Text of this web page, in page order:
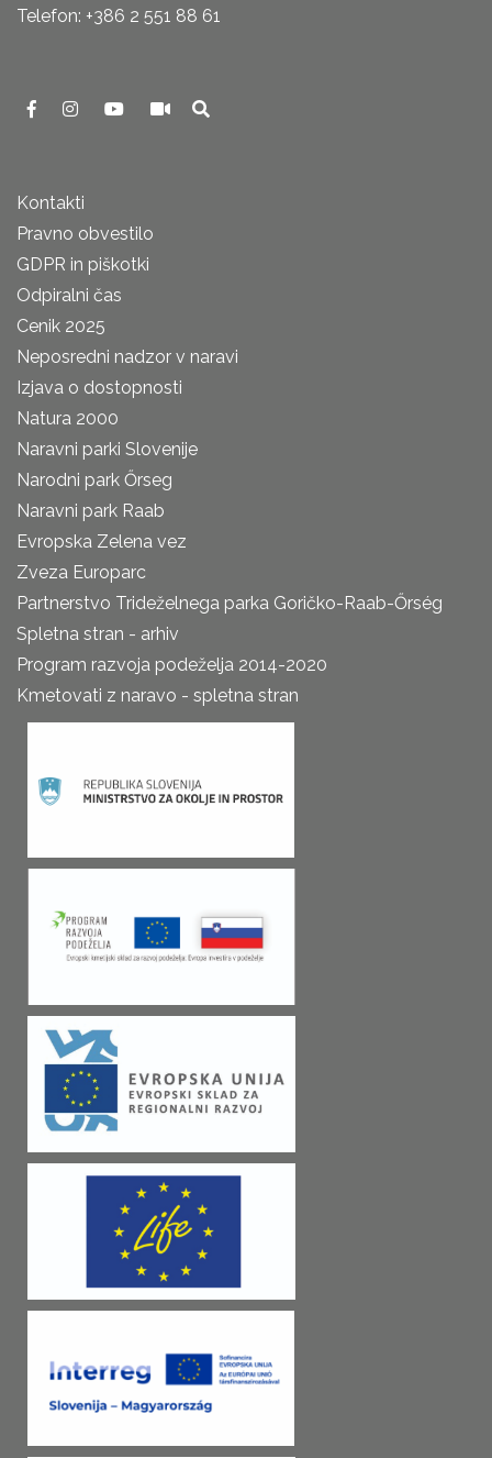
Telefon: +386 2 551 88 61
Kontakti
Pravno obvestilo
GDPR in piškotki
Odpiralni čas
Cenik 2025
Neposredni nadzor v naravi
Izjava o dostopnosti
Natura 2000
Naravni parki Slovenije
Narodni park Őrseg
Naravni park Raab
Evropska Zelena vez
Zveza Europarc
Partnerstvo Trideželnega parka Goričko-Raab-Őrség
Spletna stran - arhiv
Program razvoja podeželja 2014-2020
Kmetovati z naravo - spletna stran